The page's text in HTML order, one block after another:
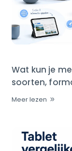
Wat kun je
soorten,
Meer lezen